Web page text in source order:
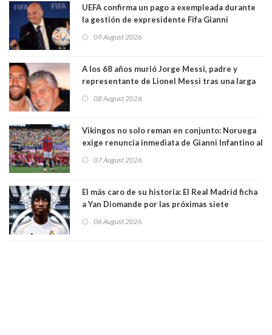
UEFA confirma un pago a exempleada durante
la gestión de expresidente Fifa Gianni
relación sentimental
09 August 2026
A los 68 años murió Jorge Messi, padre y
representante de Lionel Messi tras una larga
08 August 2026
Vikingos no solo reman en conjunto: Noruega
exige renuncia inmediata de Gianni Infantino al
07 August 2026
El más caro de su historia: El Real Madrid ficha
a Yan Diomande por las próximas siete
06 August 2026